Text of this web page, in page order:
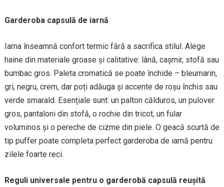
Garderoba capsulă de iarnă
Iarna înseamnă confort termic fără a sacrifica stilul. Alege
haine din materiale groase și calitative: lână, cașmir, stofă sau
bumbac gros. Paleta cromatică se poate închide – bleumarin,
gri, negru, crem, dar poți adăuga și accente de roșu închis sau
verde smarald. Esențiale sunt: un palton călduros, un pulover
gros, pantaloni din stofă, o rochie din tricot, un fular
voluminos și o pereche de cizme din piele. O geacă scurtă de
tip puffer poate completa perfect garderoba de iarnă pentru
zilele foarte reci.
Reguli universale pentru o garderobă capsulă reușită